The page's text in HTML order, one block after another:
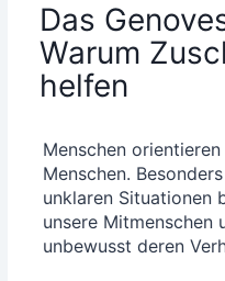
Das
Warum
helfen
Men­schen
Men­schen.
unkla­ren Situa­tio­nen
unse­re Mit­men­schen
unbe­wusst deren